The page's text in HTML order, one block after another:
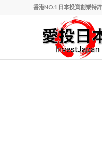
香港NO.1 日本投資創業特